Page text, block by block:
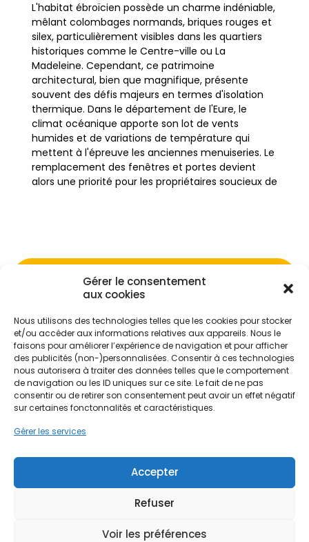
Gérer le consentement
aux cookies
Nous utilisons des technologies telles que les cookies pour stocker
et/ou accéder aux informations relatives aux appareils. Nous le
faisons pour améliorer l’expérience de navigation et pour afficher
des publicités (non-)personnalisées. Consentir à ces technologies
nous autorisera à traiter des données telles que le comportement
de navigation ou les ID uniques sur ce site. Le fait de ne pas
consentir ou de retirer son consentement peut avoir un effet négatif
sur certaines fonctonnalités et caractéristiques.
Gérer les services
Accepter
Refuser
Voir les préférences
L'habitat ébroïcien possède un charme indéniable,
mêlant colombages normands, briques rouges et
silex, particulièrement visibles dans les quartiers
historiques comme le Centre-ville ou La
Madeleine. Cependant, ce patrimoine
architectural, bien que magnifique, présente
souvent des défis majeurs en termes d'isolation
thermique. Dans le département de l'Eure, le
climat océanique apporte son lot de vents
humides et de variations de température qui
mettent à l'épreuve les anciennes menuiseries. Le
remplacement des fenêtres et portes devient
alors une priorité pour les propriétaires soucieux de
fréquentes à Nétreville et Saint-Michel, laissent
vitrages simples. Ces déperditions thermiques
peuvent représenter une part significative de la
menuiseries permet de créer une enveloppe
étanche, essentielle pour lutter contre l'humidité
caractéristique de la vallée de l'Iton. Une
rénovation bien pensée respecte l'esthétique de
la façade tout en modernisant la performance
énergétique du logement.
d'Arnières-sur-Iton ou un pavillon moderne à
Gravigny, l'isolation par les ouvrants est le premier
levier d'action. PPF accompagne les habitants
d'Évreux et de ses villes limitrophes comme
démarche. L'objectif est clair : transformer une
Ne passez pas à côté de vos
aides !
Faites vite, les budgets
MaPrimeRénov' sont annuels et
limités. Les dossiers sont traités
par ordre d'arrivée.
Contactez-nous maintenant
Je prends rdv !